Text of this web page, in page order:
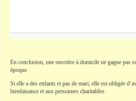
En conclusion, une ouvrière à domicile ne gagne pas
époque.
Si elle a des enfants et pas de mari, elle est obligée
bienfaisance et aux personnes charitables.